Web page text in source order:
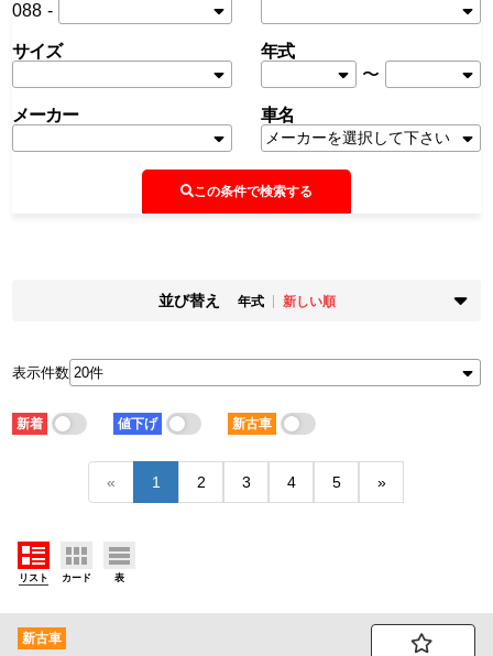
088 -
サイズ
年式
〜
メーカー 車名
この条件で検索する
並び替え 年式
新しい順
新着順
古い順
新しい順
古い順
走行距離
少ない順
多い順
安い順
積載量
少ない順
多い順
車検残
短い順
長い順
表示件数
新着 値下げ 新古車
« 1 2 3 4 5 »
リスト カード 表
新古車